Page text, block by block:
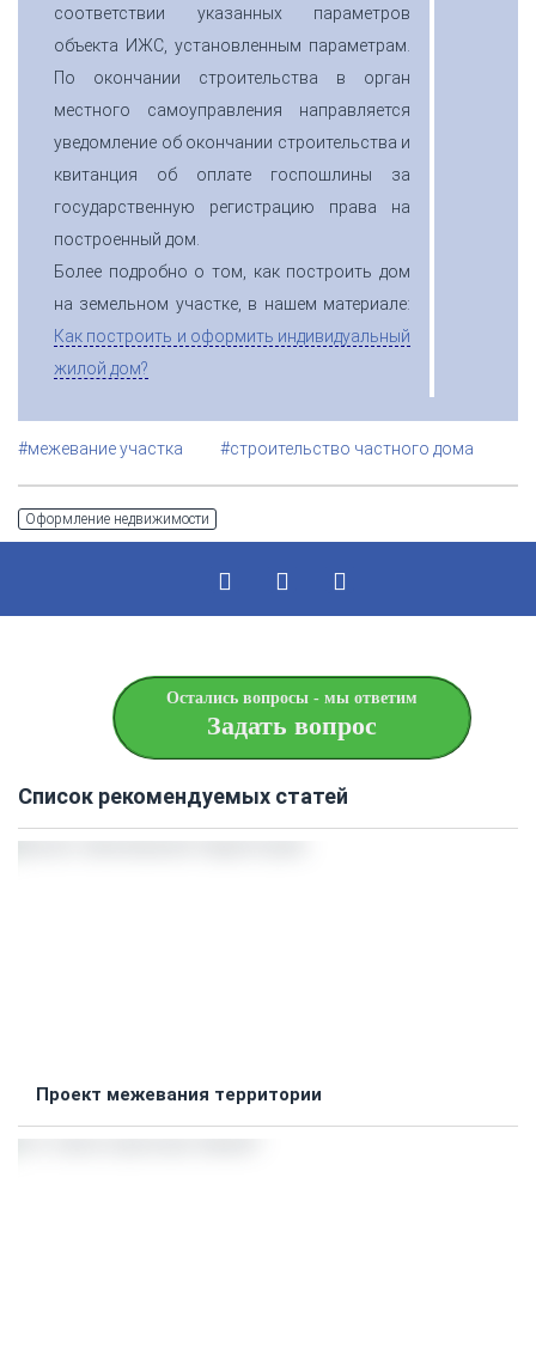
соответствии указанных параметров
объекта ИЖС, установленным параметрам.
По окончании строительства в орган
местного самоуправления направляется
уведомление об окончании строительства и
квитанция об оплате госпошлины за
государственную регистрацию права на
построенный дом.
Более подробно о том, как построить дом
на земельном участке, в нашем материале:
Как построить и оформить индивидуальный
жилой дом?
#межевание участка #строительство частного дома
Оформление недвижимости
Остались вопросы - мы ответим
Задать вопрос
Список рекомендуемых статей
Проект межевания территории